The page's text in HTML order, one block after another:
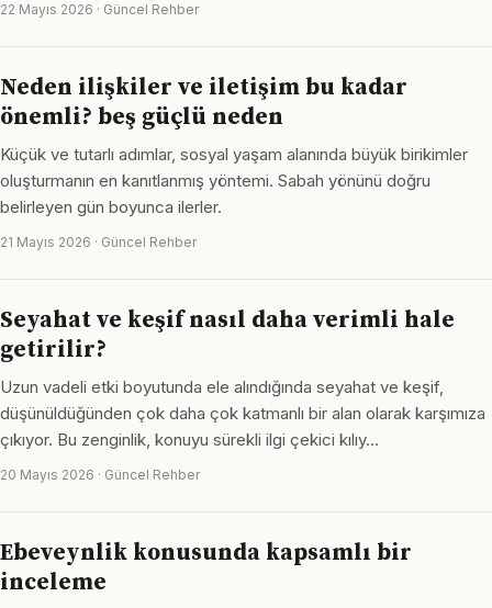
22 Mayıs 2026 · Güncel Rehber
Neden ilişkiler ve iletişim bu kadar
önemli? beş güçlü neden
Küçük ve tutarlı adımlar, sosyal yaşam alanında büyük birikimler
oluşturmanın en kanıtlanmış yöntemi. Sabah yönünü doğru
belirleyen gün boyunca ilerler.
21 Mayıs 2026 · Güncel Rehber
Seyahat ve keşif nasıl daha verimli hale
getirilir?
Uzun vadeli etki boyutunda ele alındığında seyahat ve keşif,
düşünüldüğünden çok daha çok katmanlı bir alan olarak karşımıza
çıkıyor. Bu zenginlik, konuyu sürekli ilgi çekici kılıy…
20 Mayıs 2026 · Güncel Rehber
Ebeveynlik konusunda kapsamlı bir
inceleme